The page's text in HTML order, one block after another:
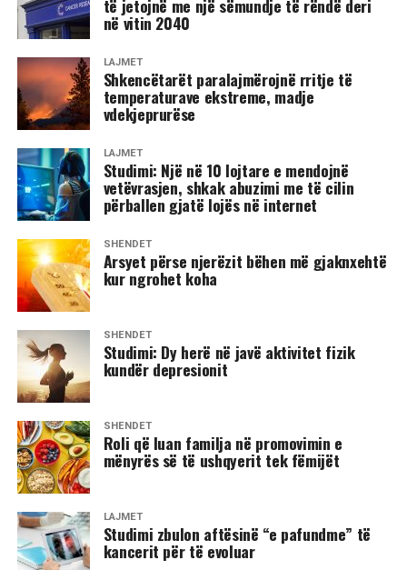
të jetojnë me një sëmundje të rëndë deri
në vitin 2040
LAJMET
Shkencëtarët paralajmërojnë rritje të
temperaturave ekstreme, madje
vdekjeprurëse
LAJMET
Studimi: Një në 10 lojtare e mendojnë
vetëvrasjen, shkak abuzimi me të cilin
përballen gjatë lojës në internet
SHËNDET
Arsyet përse njerëzit bëhen më gjaknxehtë
kur ngrohet koha
SHËNDET
Studimi: Dy herë në javë aktivitet fizik
kundër depresionit
SHËNDET
Roli që luan familja në promovimin e
mënyrës së të ushqyerit tek fëmijët
LAJMET
​Studimi zbulon aftësinë “e pafundme” të
kancerit për të evoluar